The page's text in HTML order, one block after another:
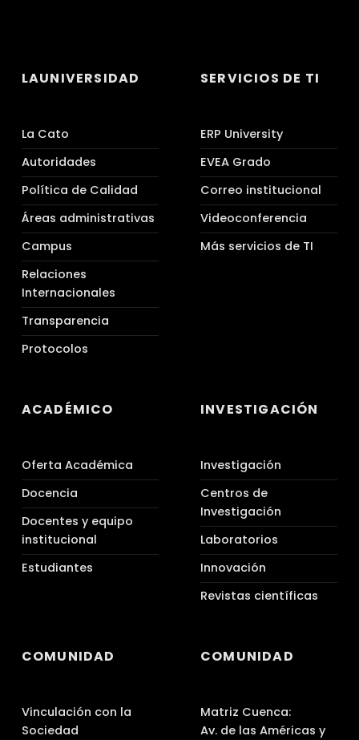
LAUNIVERSIDAD
La Cato
Autoridades
Política de Calidad
Áreas administrativas
Campus
Relaciones
Internacionales
Transparencia
Protocolos
SERVICIOS DE TI
ERP University
EVEA Grado
Correo institucional
Videoconferencia
Más servicios de TI
ACADÉMICO
Oferta Académica
Docencia
Docentes y equipo
institucional
Estudiantes
INVESTIGACIÓN
Investigación
Centros de
Investigación
Laboratorios
Innovación
Revistas científicas
COMUNIDAD
Vinculación con la
Sociedad
COMUNIDAD
Matriz Cuenca:
Av. de las Américas y